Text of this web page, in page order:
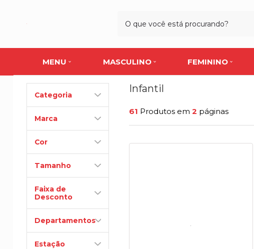
MENU MASCULINO FEMININO
Categoria
Marca
Cor
Tamanho
Faixa de
Desconto
Departamentos
Estação
Infantil
61 Produtos em 2 páginas